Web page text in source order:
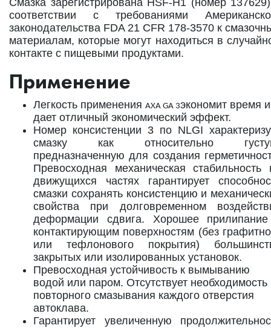
соответствии с требованиями
законодательства FDA 21 CFR 178-3570 к
материалам, которые могут находиться в
контакте с пищевыми продуктами.
Применение
Легкость применения AXA GA 3экономит время и
дает отличный экономический эффект.
Номер консистенции 3 по NLGI
смазку как относительно
предназначенную для создания
Превосходная механическая стабильность
движущихся частях гарантирует
смазки сохранять консистенцию и
свойства при долговременном
деформации сдвига. Хорошее
контактирующим поверхностям (без
или тефлонового покрытия)
закрытых или изолированных установок.
Превосходная устойчивость к вымыванию
водой или паром. Отсутствует необходимость
повторного смазывания каждого отверстия
автоклава.
Гарантирует увеличенную